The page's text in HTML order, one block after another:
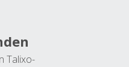
Talixo-